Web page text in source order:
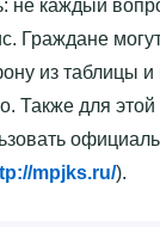
не каждый
Граждане
из таблицы и
Также для
mpjks.ru/).